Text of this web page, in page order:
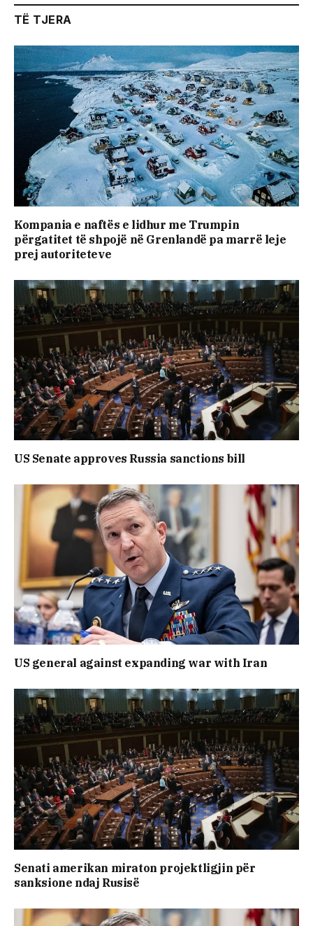
TË TJERA
Kompania e naftës e lidhur me Trumpin
përgatitet të shpojë në Grenlandë pa marrë leje
prej autoriteteve
US Senate approves Russia sanctions bill
US general against expanding war with Iran
Senati amerikan miraton projektligjin për
sanksione ndaj Rusisë